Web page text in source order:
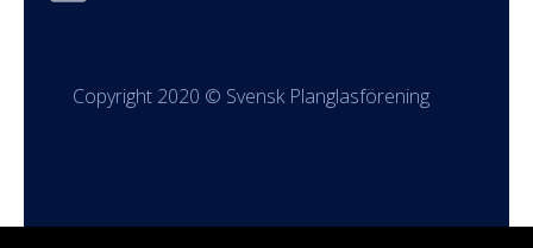
Copyright 2020 © Svensk Planglasförening